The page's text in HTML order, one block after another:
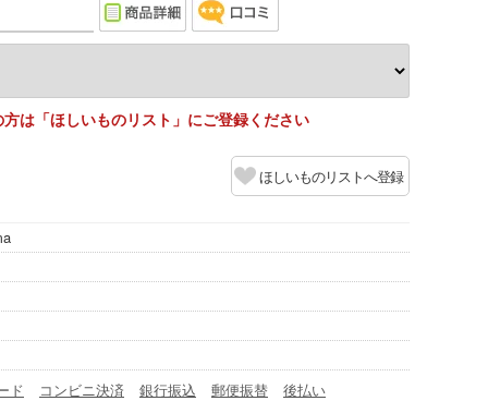
は「ほしいものリスト」にご登録ください
ほしいものリストへ登録
ド コンビニ決済 銀行振込 郵便振替
後払い